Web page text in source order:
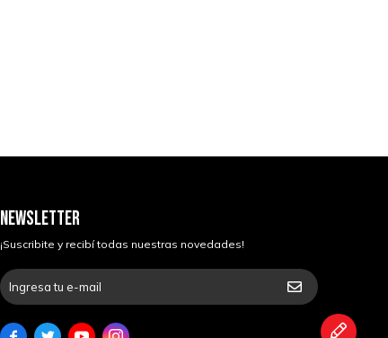
NEWSLETTER
¡Suscribite y recibí todas nuestras novedades!